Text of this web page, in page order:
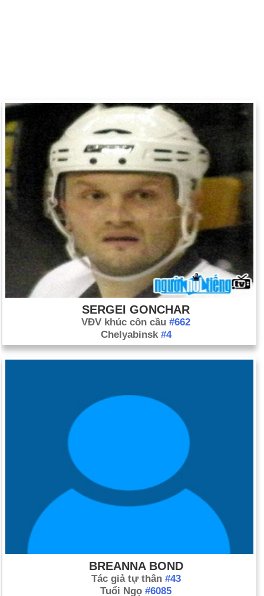
SERGEI GONCHAR
VĐV khúc côn cầu #662
Chelyabinsk #4
BREANNA BOND
Tác giả tự thân #43
Tuổi Ngọ #6085